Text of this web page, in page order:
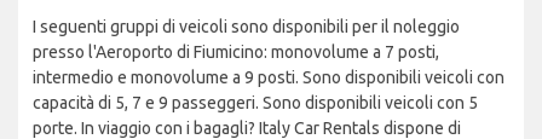
I seguenti gruppi di veicoli sono disponibili per il noleggio
presso l'Aeroporto di Fiumicino: monovolume a 7 posti,
intermedio e monovolume a 9 posti. Sono disponibili veicoli con
capacità di 5, 7 e 9 passeggeri. Sono disponibili veicoli con 5
porte. In viaggio con i bagagli? Italy Car Rentals dispone di